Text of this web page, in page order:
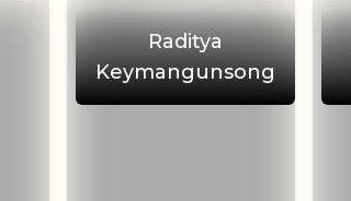
Raditya
Keymangunsong